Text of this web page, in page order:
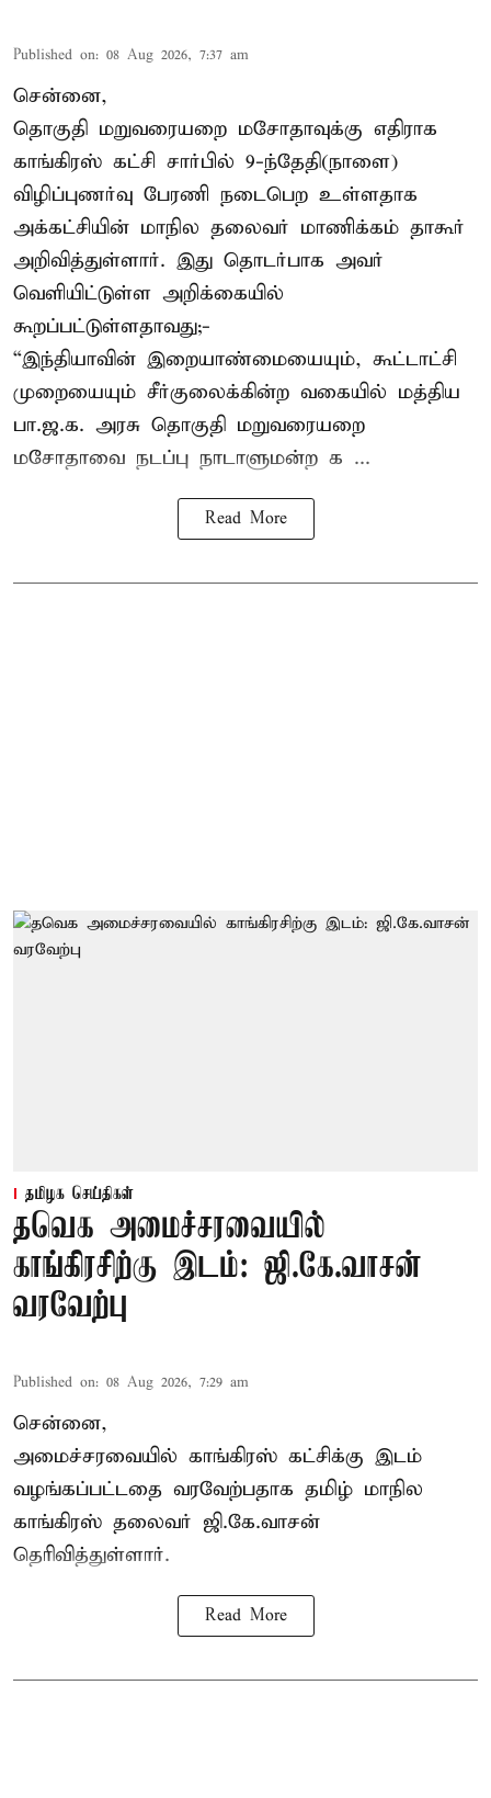
Published on: 08 Aug 2026, 7:37 am
சென்னை,
தொகுதி மறுவரையறை மசோதாவுக்கு எதிராக
காங்கிரஸ் கட்சி சார்பில் 9-ந்தேதி(நாளை)
விழிப்புணர்வு பேரணி நடைபெற உள்ளதாக
அக்கட்சியின் மாநில தலைவர் மாணிக்கம் தாகூர்
அறிவித்துள்ளார். இது தொடர்பாக அவர்
வெளியிட்டுள்ள அறிக்கையில்
கூறப்பட்டுள்ளதாவது;-
“இந்தியாவின் இறையாண்மையையும், கூட்டாட்சி
முறையையும் சீர்குலைக்கின்ற வகையில் மத்திய
பா.ஜ.க. அரசு தொகுதி மறுவரையறை
மசோதாவை நடப்பு நாடாளுமன்ற க ...
Read More
தமிழக செய்திகள்
தவெக அமைச்சரவையில்
காங்கிரசிற்கு இடம்: ஜி.கே.வாசன்
வரவேற்பு
Published on: 08 Aug 2026, 7:29 am
சென்னை,
அமைச்சரவையில் காங்கிரஸ் கட்சிக்கு இடம்
வழங்கப்பட்டதை வரவேற்பதாக தமிழ் மாநில
காங்கிரஸ் தலைவர் ஜி.கே.வாசன்
தெரிவித்துள்ளார்.
Read More